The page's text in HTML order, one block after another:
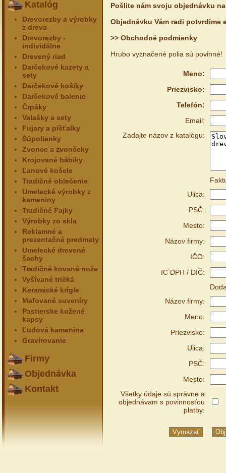
Katalóg
Drevorezby a výrobky
z dreva
Drevorezby -
individálne
Drevený riad
Darčekové kazety a
sety
Darčekové košíky
Darčekové balenie
Črpáky
Valašky a sety
Fujary a píšťalky
Šúpolienky
Zvonce a zvončeky
Krojované bábiky
Ľanové košele
Tradičné oblečenie
Umelecké výrobky z
kameniny
Tradičné Fajky
Výrobky zo skla
Reklamné a
prezentačné predmety
Umelecké drevené
šachy
Tradičné kované nože
Vyšívané tričká
Keramické krígle
Maľované suveníry
Pastierske kožené
kapsy
Ľudová kamenina
Gravírovanie
Firmy
Objednávka
Kontakt
Pošlite nám svoju objednávku
Objednávku Vám radi potvrdíme
>> Obchodné podmienky
Hrubo vyznačené polia sú povinné!
Meno:
Priezvisko:
Telefón:
Email:
Zadajte názov z katalógu:
Ulica:
PSČ:
Mesto:
Názov firmy:
IČO:
IC DPH / DIČ:
Názov firmy:
Meno:
Priezvisko:
Ulica:
PSČ:
Mesto:
Všetky údaje sú správne a
objednávam s povinnosťou
platby: